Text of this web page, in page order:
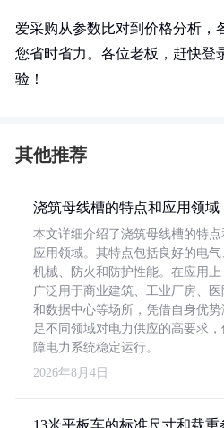
爱采购从参数比对到价格分析，
您省时省力。各位老板，赶快登
验！
其他推荐
浇筑母线槽的特点和应用领域
本文详细介绍了浇筑母线槽的特点
应用领域。其特点包括良好的电气
机械、防火和防护性能。在应用上
广泛用于商业建筑、工业厂房、医
和数据中心等场所，凭借自身优势
足不同领域对电力供应的高要求，
障电力系统稳定运行。
2026年8月4日
13米平板车的标准尺寸和载重